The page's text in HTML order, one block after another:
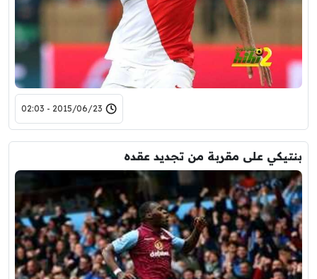
2015/06/23 - 02:03
بنتيكي على مقربة من تجديد عقده